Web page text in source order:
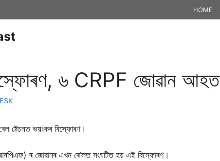
HOME
৬ CRPF জোৱান আহত
ষ্টেচনত ভয়ংকৰ বিস্ফোৰণ।
ৰ জোৱানৰ এখন ৰে’লত সংঘটিত হয় এই বিস্ফোৰণ।